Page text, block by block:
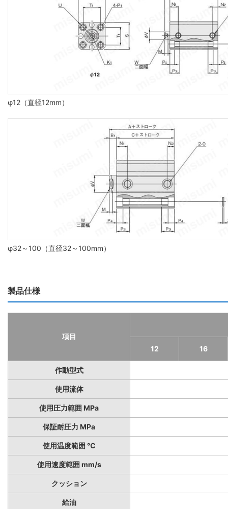
φ12（直径12mm）
φ32～100（直径32～100mm）
製品仕様
項目
12
16
作動型式
使用流体
使用圧力範囲 MPa
保証耐圧力 MPa
使用温度範囲 ℃
使用速度範囲 mm/s
クッション
給油